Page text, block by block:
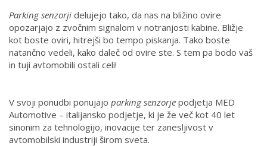
Parking senzorji delujejo tako, da nas na bližino ovire
opozarjajo z zvočnim signalom v notranjosti kabine. Bližje
kot boste oviri, hitrejši bo tempo piskanja. Tako boste
natančno vedeli, kako daleč od ovire ste. S tem pa bodo vaš
in tuji avtomobili ostali celi!
V svoji ponudbi ponujajo parking senzorje podjetja MED
Automotive – italijansko podjetje, ki je že več kot 40 let
sinonim za tehnologijo, inovacije ter zanesljivost v
avtomobilski industriji širom sveta.